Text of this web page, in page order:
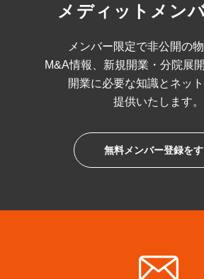
メディットメン
メンバー限定で非公開の
M&A情報、 新規開業・分院展
開業に必要な知識とネッ
提供いたします。
無料メンバー登録を